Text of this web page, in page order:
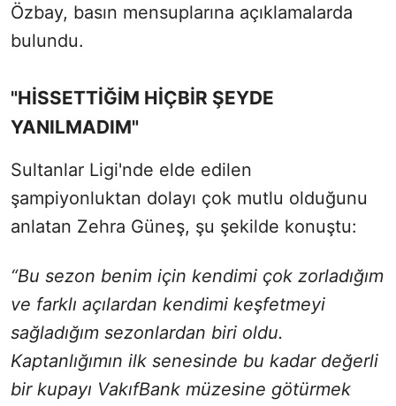
Özbay, basın mensuplarına açıklamalarda
bulundu.
"HİSSETTİĞİM HİÇBİR ŞEYDE
YANILMADIM"
Sultanlar Ligi'nde elde edilen
şampiyonluktan dolayı çok mutlu olduğunu
anlatan Zehra Güneş, şu şekilde konuştu:
“Bu sezon benim için kendimi çok zorladığım
ve farklı açılardan kendimi keşfetmeyi
sağladığım sezonlardan biri oldu.
Kaptanlığımın ilk senesinde bu kadar değerli
bir kupayı VakıfBank müzesine götürmek